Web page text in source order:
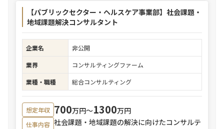
【パブリックセクター・ヘルスケア事業部】社会課題・
地域課題解決コンサルタント
企業名
非公開
業界
コンサルティングファーム
業種・職種
総合コンサルティング
想定年収 700万円〜1300万円
仕事内容 社会課題・地域課題の解決に向けたコンサルテ